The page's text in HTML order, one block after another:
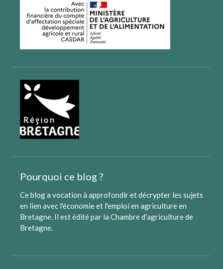
Pourquoi ce blog ?
Ce blog a vocation à approfondir et décrypter les sujets
en lien avec l'économie et l'emploi en agriculture en
Bretagne. Il est édité par la Chambre d'agriculture de
Bretagne.